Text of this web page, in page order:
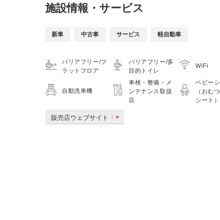
施設情報・サービス
新車 中古車 サービス 軽自動車
バリアフリー/フ
ラットフロア
バリアフリー/多
目的トイレ
WiFi
自動洗車機
車検・整備・メ
ンテナンス取扱
店
ベビー
（おむ
シート）
販売店ウェブサイト